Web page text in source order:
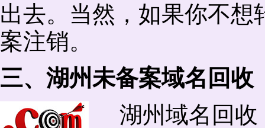
出去。当然，如果你不
案注销。
三、湖州未备案域名回收
湖州域名回